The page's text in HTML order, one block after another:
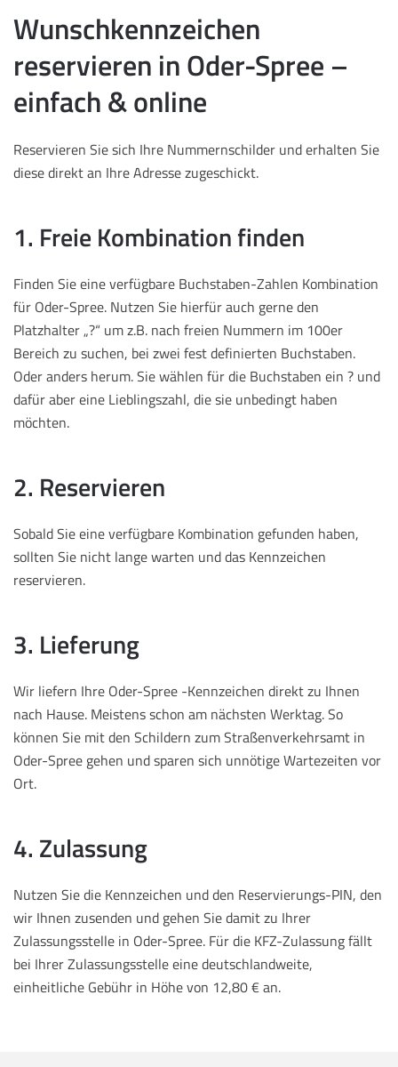
Wunschkennzeichen
reservieren in Oder-Spree –
einfach & online
Reservieren Sie sich Ihre Nummernschilder und erhalten Sie
diese direkt an Ihre Adresse zugeschickt.
1. Freie Kombination finden
Finden Sie eine verfügbare Buchstaben-Zahlen Kombination
für Oder-Spree. Nutzen Sie hierfür auch gerne den
Platzhalter „?“ um z.B. nach freien Nummern im 100er
Bereich zu suchen, bei zwei fest definierten Buchstaben.
Oder anders herum. Sie wählen für die Buchstaben ein ? und
dafür aber eine Lieblingszahl, die sie unbedingt haben
möchten.
2. Reservieren
Sobald Sie eine verfügbare Kombination gefunden haben,
sollten Sie nicht lange warten und das Kennzeichen
reservieren.
3. Lieferung
Wir liefern Ihre Oder-Spree -Kennzeichen direkt zu Ihnen
nach Hause. Meistens schon am nächsten Werktag. So
können Sie mit den Schildern zum Straßenverkehrsamt in
Oder-Spree gehen und sparen sich unnötige Wartezeiten vor
Ort.
4. Zulassung
Nutzen Sie die Kennzeichen und den Reservierungs-PIN, den
wir Ihnen zusenden und gehen Sie damit zu Ihrer
Zulassungsstelle in Oder-Spree. Für die KFZ-Zulassung fällt
bei Ihrer Zulassungsstelle eine deutschlandweite,
einheitliche Gebühr in Höhe von 12,80 € an.